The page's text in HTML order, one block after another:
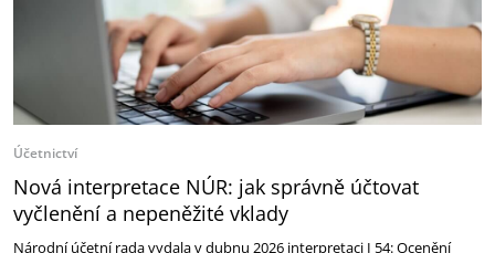
Účetnictví
Nová interpretace NÚR: jak správně účtovat
vyčlenění a nepeněžité vklady
Národní účetní rada vydala v dubnu 2026 interpretaci I 54: Ocenění